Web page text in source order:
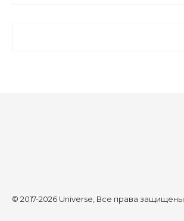
© 2017-2026 Universe, Все права защищены